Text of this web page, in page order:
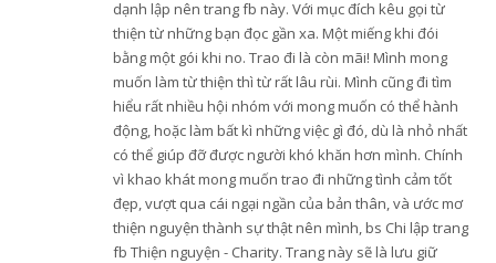
dạnh lập nên trang fb này. Với mục đích kêu gọi từ
thiện từ những bạn đọc gần xa. Một miếng khi đói
bằng một gói khi no. Trao đi là còn mãi! Mình mong
muốn làm từ thiện thì từ rất lâu rùi. Mình cũng đi tìm
hiểu rất nhiều hội nhóm với mong muốn có thể hành
động, hoặc làm bất kì những việc gì đó, dù là nhỏ nhất
có thể giúp đỡ được người khó khăn hơn mình. Chính
vì khao khát mong muốn trao đi những tình cảm tốt
đẹp, vượt qua cái ngại ngần của bản thân, và ước mơ
thiện nguyện thành sự thật nên mình, bs Chi lập trang
fb Thiện nguyện - Charity. Trang này sẽ là lưu giữ